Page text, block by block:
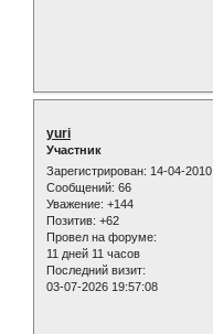
yuri
Участник
Зарегистрирован: 14-04-2010
Сообщений: 66
Уважение: +144
Позитив: +62
Провел на форуме:
11 дней 11 часов
Последний визит:
03-07-2026 19:57:08